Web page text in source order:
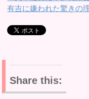
有吉に嫌われた驚きの
Share this: